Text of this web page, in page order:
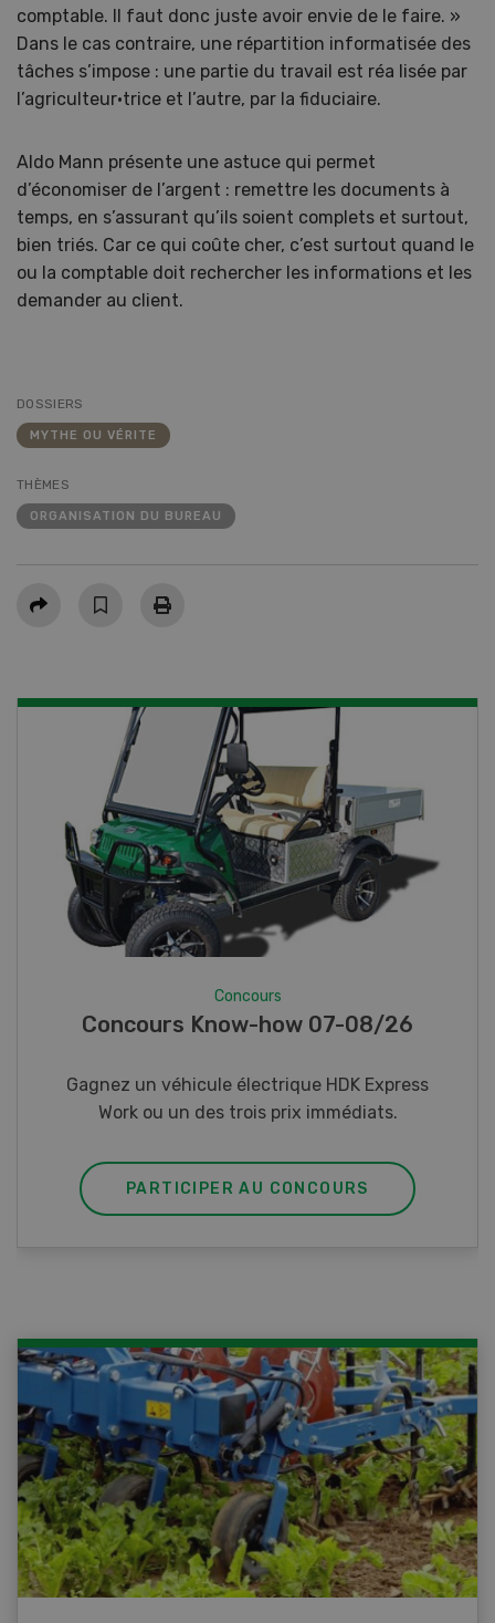
comptable. Il faut donc juste avoir envie de le faire. »
Dans le cas contraire, une répartition informatisée des
tâches s’impose : une partie du travail est réa lisée par
l’agriculteur·trice et l’autre, par la fiduciaire.
Aldo Mann présente une astuce qui permet
d’économiser de l’argent : remettre les documents à
temps, en s’assurant qu’ils soient complets et surtout,
bien triés. Car ce qui coûte cher, c’est surtout quand le
ou la comptable doit rechercher les informations et les
demander au client.
DOSSIERS
MYTHE OU VÉRITE
THÈMES
ORGANISATION DU BUREAU
Partager
Photo mystère 07-08/26
Gagnez l’un des cinq couteaux de poche LANDI
PARTICIPER AU CONCOURS